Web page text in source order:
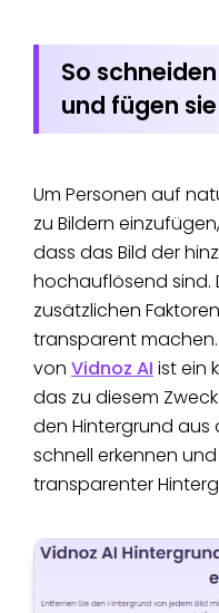
So
und fügen
Um Personen auf
zu Bildern
dass das Bild der
hochauflösend sind.
zusätzlichen
transparent
von Vidnoz AI ist ein
das zu diesem
den Hintergrund
schnell erkennen
transparenter